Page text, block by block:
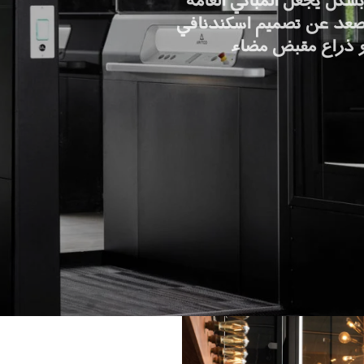
عن تصميم اسكندنافي
ذراع مقبض مضاء